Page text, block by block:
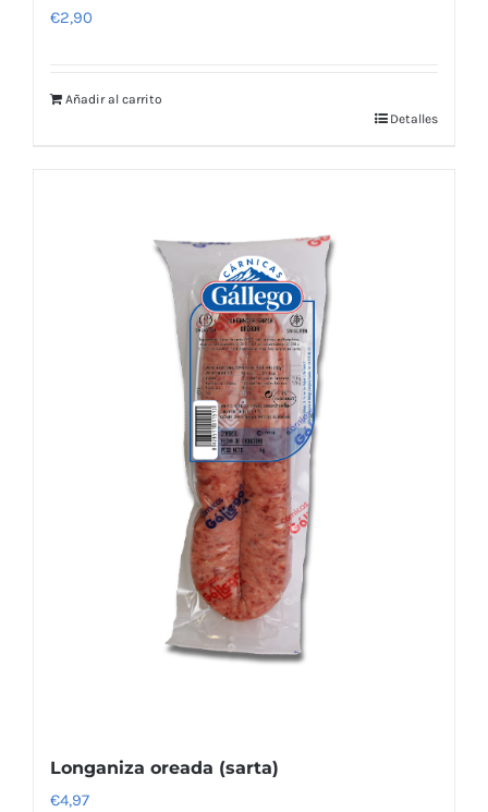
€2,90
Añadir al carrito
Detalles
Longaniza oreada (sarta)
€4,97